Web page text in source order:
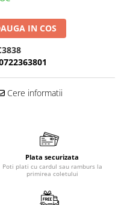
IN COS
Cere informatii
Plata securizata
Poti plati cu cardul sau ramburs la
primirea coletului